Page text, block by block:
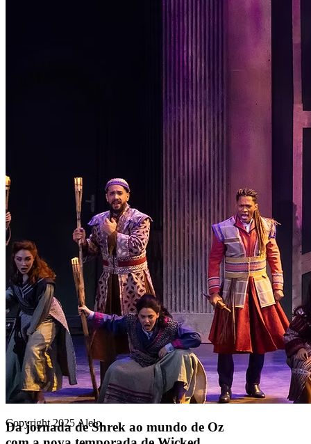
Da jornada de Shrek ao mundo de Oz
Código Corporativo de Conduta Ética
Educação Financeira
Política de Privacidade
Lei ECA Digital
Soluções
Alelo Pod Gestão de VT
Soluções de Pagamentos
Contrate agora
Alelo S.A.
CNPJ 04.740.876/0001-25 | Alameda Xingu, 512, 3º, 4º e 16º (parte)
andares, Alphaville, Barueri/SP | CEP 06455-030
Naip Instituição de Pagamento S.A.
CNPJ 09.092.759/0001-16 | Alameda Xingu, 512, 3º andar, parte,
Alphaville, Barueri/SP | CEP 06455-030
Todos os direitos reservados.
Copyright 2025 Alelo.